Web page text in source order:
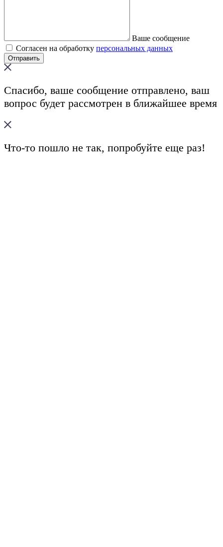
Ваше сообщение
Согласен на обработку персональных данных
Спасибо, ваше сообщение отправлено, ваш
вопрос будет рассмотрен в ближайшее время
Что-то пошло не так, попробуйте еще раз!